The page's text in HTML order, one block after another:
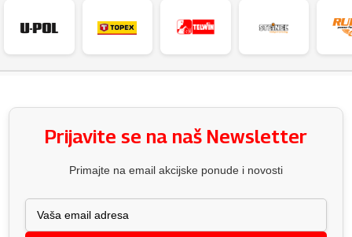
Prijavite se na naš Newsletter
Primajte na email akcijske ponude i novosti